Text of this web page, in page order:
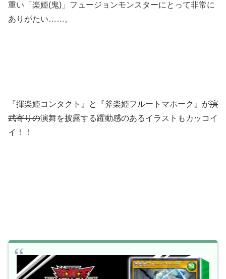
重い「楽姫(鬼)」フュージョンモンスターにとって非常に
ありがたい……。
『揮楽姫コンタクト』と『斧楽姫フルートマホーク』が演
武寄りの演舞を披露する躍動感のあるイラストもカッコイ
イ！！